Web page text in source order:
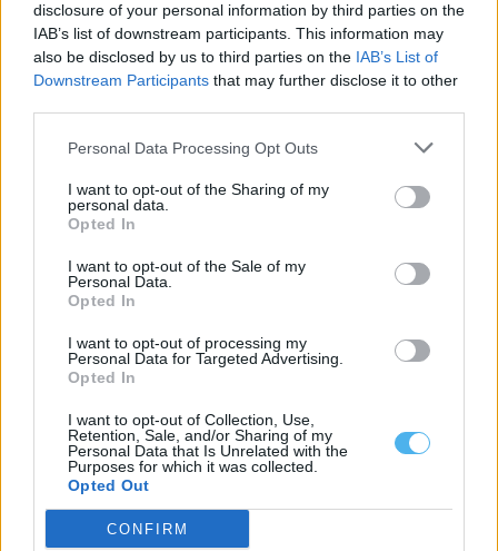
disclosure of your personal information by third parties on the
IAB’s list of downstream participants. This information may
also be disclosed by us to third parties on the IAB’s List of
Downstream Participants that may further disclose it to other
Personal Data Processing Opt Outs
I want to opt-out of the Sharing of my
personal data.
Opted In
I want to opt-out of the Sale of my
Personal Data.
Opted In
I want to opt-out of processing my
Personal Data for Targeted Advertising.
Opted In
I want to opt-out of Collection, Use,
Retention, Sale, and/or Sharing of my
Personal Data that Is Unrelated with the
Purposes for which it was collected.
Opted Out
CONFIRM
Zona dos Mármores e Alqueva «tem todas as condições para
Alentejo
A Zona dos Mármores e Alqueva «tem todas as condições para
receber» a Grande...